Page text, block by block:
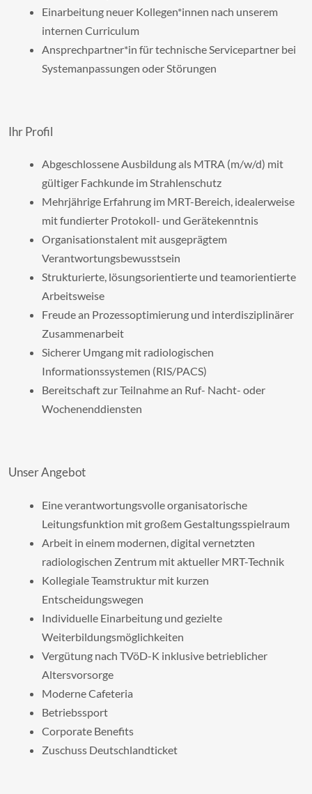
Einarbeitung neuer Kollegen*innen nach unserem
internen Curriculum
Ansprechpartner*in für technische Servicepartner bei
Systemanpassungen oder Störungen
Ihr Profil
Abgeschlossene Ausbildung als MTRA (m/w/d) mit
gültiger Fachkunde im Strahlenschutz
Mehrjährige Erfahrung im MRT-Bereich, idealerweise
mit fundierter Protokoll- und Gerätekenntnis
Organisationstalent mit ausgeprägtem
Verantwortungsbewusstsein
Strukturierte, lösungsorientierte und teamorientierte
Arbeitsweise
Freude an Prozessoptimierung und interdisziplinärer
Zusammenarbeit
Sicherer Umgang mit radiologischen
Informationssystemen (RIS/PACS)
Bereitschaft zur Teilnahme an Ruf- Nacht- oder
Wochenenddiensten
Unser Angebot
Eine verantwortungsvolle organisatorische
Leitungsfunktion mit großem Gestaltungsspielraum
Arbeit in einem modernen, digital vernetzten
radiologischen Zentrum mit aktueller MRT-Technik
Kollegiale Teamstruktur mit kurzen
Entscheidungswegen
Individuelle Einarbeitung und gezielte
Weiterbildungsmöglichkeiten
Vergütung nach TVöD-K inklusive betrieblicher
Altersvorsorge
Moderne Cafeteria
Betriebssport
Corporate Benefits
Zuschuss Deutschlandticket